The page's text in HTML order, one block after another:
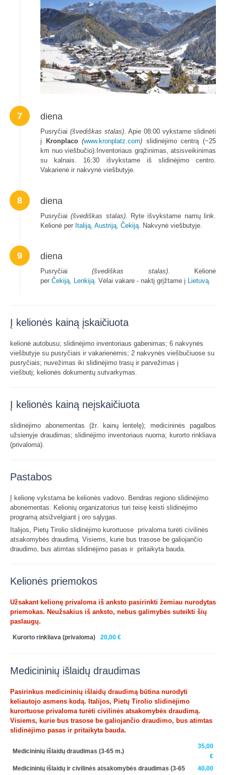
7 diena
Pusryčiai (švediškas stalas). Apie 08:00 vykstame slidinėti
į Kronplaco (www.kronplatz.com) slidinėjimo centrą (~25
km nuo viešbučio).Inventoriaus grąžinimas, atsisveikinimas
su kalnais. 16:30 išvykstame iš slidinėjimo centro.
Vakarienė ir nakvynė viešbutyje.
8 diena
Pusryčiai(švediškas stalas). Ryte išvykstame namų link.
Kelionė per Italiją, Austriją, Čekiją. Nakvynė viešbutyje.
9 diena
Pusryčiai(švediškas stalas). Kelionė
per Čekiją, Lenkiją. Vėlai vakare - naktį grįžtame į Lietuvą.
Į kelionės kainą įskaičiuota
kelionė autobusu; slidinėjimo inventoriaus gabenimas; 6 nakvynės
viešbutyje su pusryčiais ir vakarienėmis; 2 nakvynės viešbučiuose su
pusryčiais; nuvežimas iki slidinėjimo trasų ir parvežimas į
viešbutį; kelionės dokumentų sutvarkymas.
Į kelionės kainą neįskaičiuota
slidinėjimo abonementas (žr. kainų lentelę); medicininės pagalbos
užsienyje draudimas; slidinėjimo inventoriaus nuoma; kurorto rinkliava
(privaloma).
Pastabos
Į kelionę vykstama be kelionės vadovo. Bendras regiono slidinėjimo
abonementas. Kelionių organizatorius turi teisę keisti slidinėjimo
programą atsižvelgiant į oro sąlygas.
Italijos, Pietų Tirolio slidinėjimo kurortuose privaloma turėti civilinės
atsakomybės draudimą. Visiems, kurie bus trasose be galiojančio
draudimo, bus atimtas slidinėjimo pasas ir pritaikyta bauda.
Kelionės priemokos
Užsakant kelionę privaloma iš anksto pasirinkti žemiau nurodytas
priemokas. Neužsakius iš anksto, nebus galimybės suteikti šių
paslaugų.
Kurorto rinkliava (privaloma) 20,00 €
Medicininių išlaidų draudimas
Pasirinkus medicininių išlaidų draudimą būtina nurodyti
keliautojo asmens kodą. Italijos, Pietų Tirolio slidinėjimo
kurortuose privaloma turėti civilinės atsakomybės draudimą.
Visiems, kurie bus trasose be galiojančio draudimo, bus atimtas
slidinėjimo pasas ir pritaikyta bauda.
Medicininių išlaidų draudimas (3-65 m.)
35,00
€
Medicininių išlaidų ir civilinės atsakomybės draudimas (3-65
40,00